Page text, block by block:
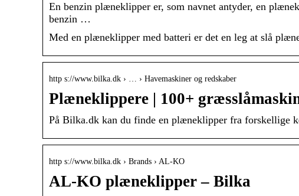
En benzin plæneklipper er, som navnet antyder, en
benzin …
Med en plæneklipper med batteri er det en leg at slå
http s://www.bilka.dk › … › Havemaskiner og redskaber
Plæneklippere | 100+
På Bilka.dk kan du finde en plæneklipper fra forskellige
http s://www.bilka.dk › Brands › AL-KO
AL-KO plæneklipper – Bilka